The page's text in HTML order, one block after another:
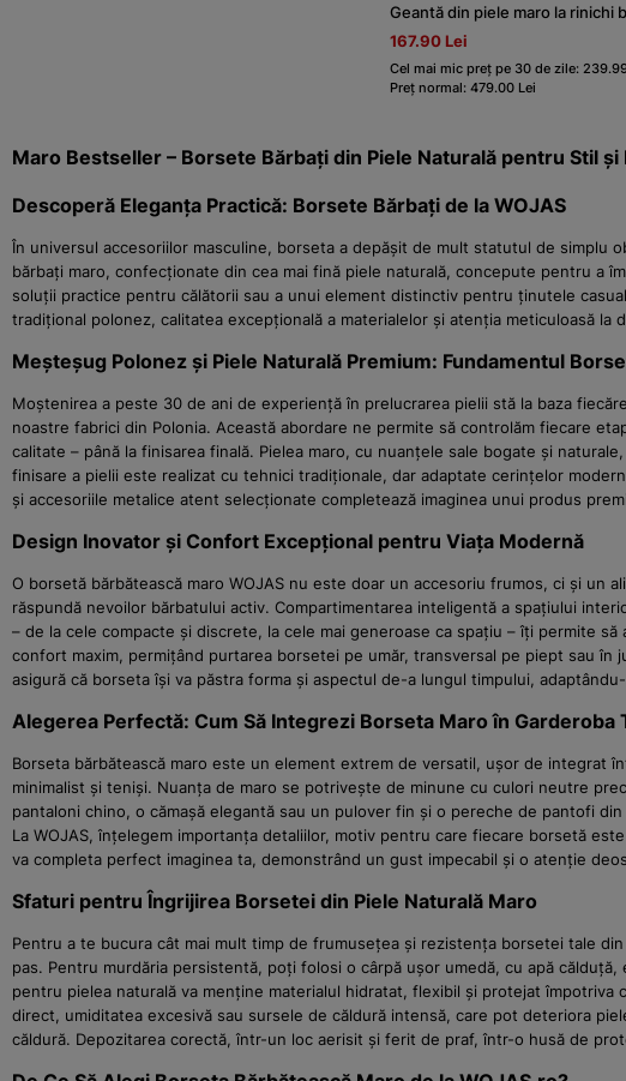
Geantă din piele maro la rinichi
167.90 Lei
Cel mai mic preț pe 30 de zile:
Preț normal: 479.00 Lei
Maro Bestseller – Borsete Bărbați din Piele Naturală pentru Stil
Descoperă Eleganța Practică: Borsete Bărbați de la WOJAS
În universul accesoriilor masculine, borseta a depășit de mult statutul de
bărbați maro, confecționate din cea mai fină piele naturală, concepute pentru a
soluții practice pentru călătorii sau a unui element distinctiv pentru ținutele
tradițional polonez, calitatea excepțională a materialelor și atenția meticuloasă
Meșteșug Polonez și Piele Naturală Premium: Fundamentul
Moștenirea a peste 30 de ani de experiență în prelucrarea pielii stă la baza
noastre fabrici din Polonia. Această abordare ne permite să controlăm fiecare
calitate – până la finisarea finală. Pielea maro, cu nuanțele sale bogate și
finisare a pielii este realizat cu tehnici tradiționale, dar adaptate cerințelor
și accesoriile metalice atent selecționate completează imaginea unui produs
Design Inovator și Confort Excepțional pentru Viața Modernă
O borsetă bărbătească maro WOJAS nu este doar un accesoriu frumos, ci și
răspundă nevoilor bărbatului activ. Compartimentarea inteligentă a spațiului
– de la cele compacte și discrete, la cele mai generoase ca spațiu – îți permite
confort maxim, permițând purtarea borsetei pe umăr, transversal pe piept sau
asigură că borseta își va păstra forma și aspectul de-a lungul timpului,
Alegerea Perfectă: Cum Să Integrezi Borseta Maro în Garderoba
Borseta bărbătească maro este un element extrem de versatil, ușor de integrat
minimalist și teniși. Nuanța de maro se potrivește de minune cu culori neutre
pantaloni chino, o cămașă elegantă sau un pulover fin și o pereche de pantofi
La WOJAS, înțelegem importanța detaliilor, motiv pentru care fiecare borsetă
va completa perfect imaginea ta, demonstrând un gust impecabil și o atenție
Sfaturi pentru Îngrijirea Borsetei din Piele Naturală Maro
Pentru a te bucura cât mai mult timp de frumusețea și rezistența borsetei tale
pas. Pentru murdăria persistentă, poți folosi o cârpă ușor umedă, cu apă
pentru pielea naturală va menține materialul hidratat, flexibil și protejat
direct, umiditatea excesivă sau sursele de căldură intensă, care pot deteriora
căldură. Depozitarea corectă, într-un loc aerisit și ferit de praf, într-o husă de